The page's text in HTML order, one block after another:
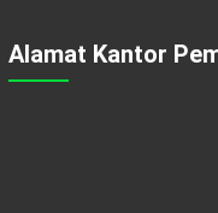
Alamat Kantor